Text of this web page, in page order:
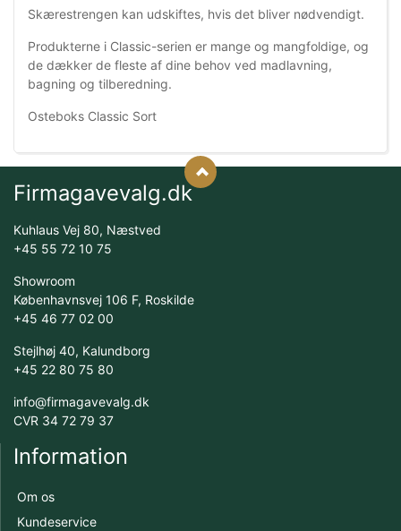
Skærestrengen kan udskiftes, hvis det bliver nødvendigt.
Produkterne i Classic-serien er mange og mangfoldige, og
de dækker de fleste af dine behov ved madlavning,
bagning og tilberedning.
Osteboks Classic Sort
Firmagavevalg.dk
Kuhlaus Vej 80, Næstved
+45 55 72 10 75
Showroom
Københavnsvej 106 F, Roskilde
+45 46 77 02 00
Stejlhøj 40, Kalundborg
+45 22 80 75 80
info@firmagavevalg.dk
CVR 34 72 79 37
Information
Om os
Kundeservice